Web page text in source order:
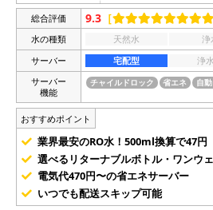
総合評価 9.3 ［
水の種類 天然水 浄
サーバー
宅配型 浄
サーバー
機能
チャイルドロック 省エネ 自
おすすめポイント
業界最安のRO水！500ml換算で47円
選べるリターナブルボトル・ワンウ
電気代470円〜の省エネサーバー
いつでも配送スキップ可能